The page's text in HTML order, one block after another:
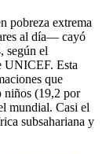
pobreza extrema
al día— cayó
según el
UNICEF. Esta
que
niños (19,2 por
mundial. Casi el
subsahariana y